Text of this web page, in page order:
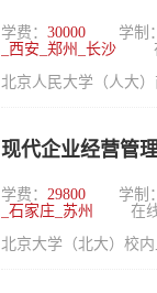
学费： 30000 学制：
_西安_郑州_长沙
北京人民大学（人大
现代企业经营管
学费： 29800 学制：
_石家庄_苏州
在
北京大学（北大）校